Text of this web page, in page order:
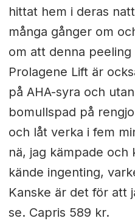
hittat hem i deras
många gånger om
om att denna
Prolagene Lift är
på AHA-syra och
bomullspad på
och låt verka i fem
nä, jag kämpade och
kände ingenting,
Kanske är det för att
se. Capris 589 kr.